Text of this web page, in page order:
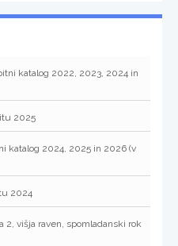
katalog 2022, 2023, 2024 in
2025
katalog 2024, 2025 in 2026 (v
2024
2, višja raven, spomladanski rok